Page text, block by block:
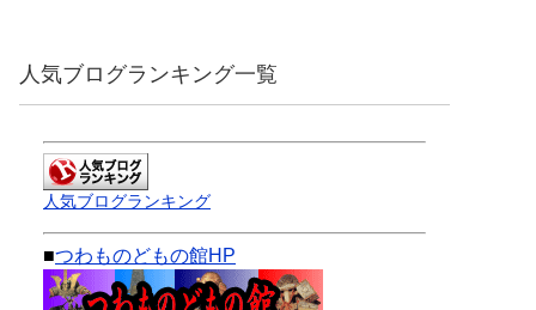
人気ブログランキング一覧
人気ブログランキング
■つわものどもの館HP